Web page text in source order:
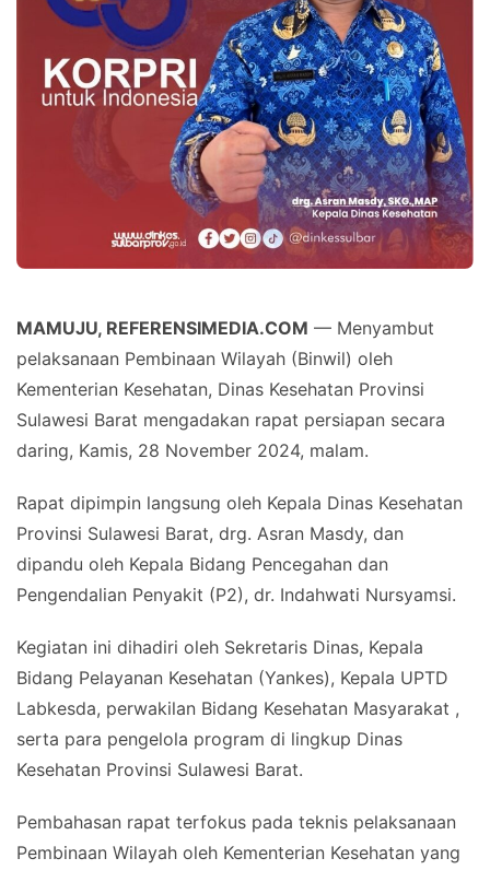
MAMUJU, REFERENSIMEDIA.COM — Menyambut
pelaksanaan Pembinaan Wilayah (Binwil) oleh
Kementerian Kesehatan, Dinas Kesehatan Provinsi
Sulawesi Barat mengadakan rapat persiapan secara
daring, Kamis, 28 November 2024, malam.
Rapat dipimpin langsung oleh Kepala Dinas Kesehatan
Provinsi Sulawesi Barat, drg. Asran Masdy, dan
dipandu oleh Kepala Bidang Pencegahan dan
Pengendalian Penyakit (P2), dr. Indahwati Nursyamsi.
Kegiatan ini dihadiri oleh Sekretaris Dinas, Kepala
Bidang Pelayanan Kesehatan (Yankes), Kepala UPTD
Labkesda, perwakilan Bidang Kesehatan Masyarakat ,
serta para pengelola program di lingkup Dinas
Kesehatan Provinsi Sulawesi Barat.
Pembahasan rapat terfokus pada teknis pelaksanaan
Pembinaan Wilayah oleh Kementerian Kesehatan yang